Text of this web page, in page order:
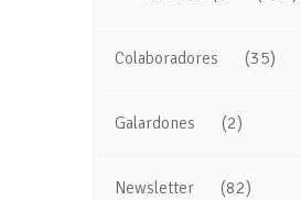
Colaboradores (35)
Galardones (2)
Newsletter (82)